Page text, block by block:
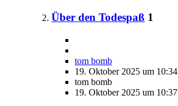
Über den Todespaß 1
tom bomb
19. Oktober 2025 um 10:34
tom bomb
19. Oktober 2025 um 10:37